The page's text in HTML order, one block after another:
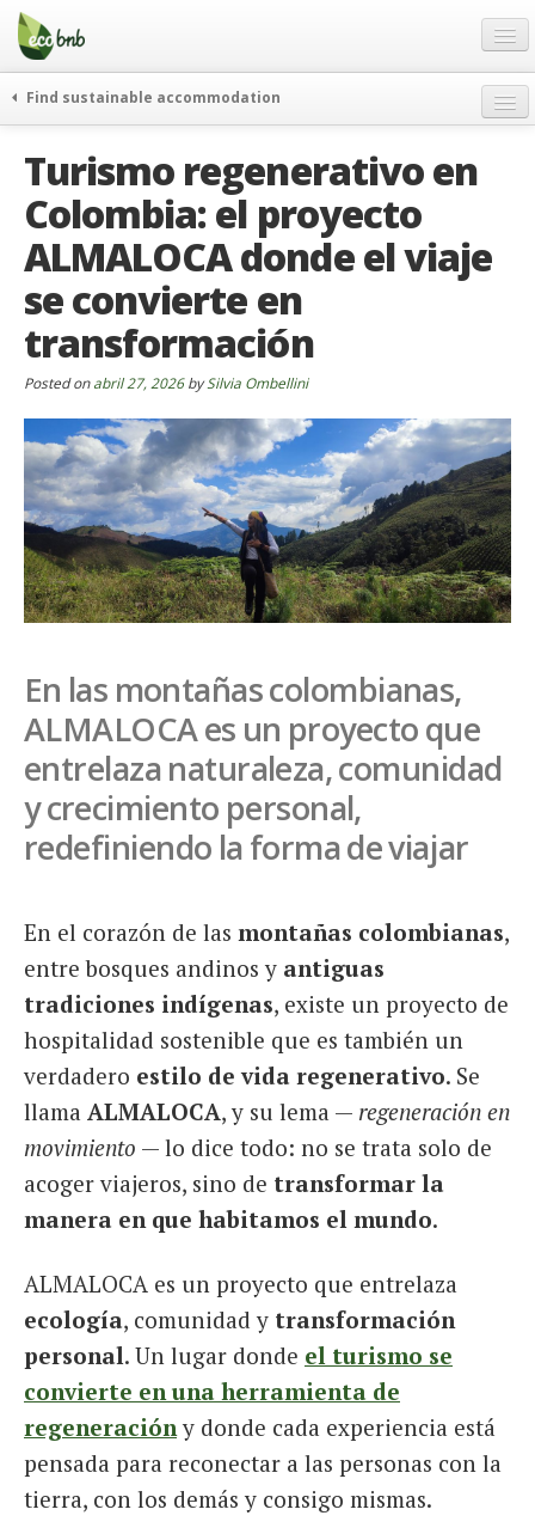
Menu
Skip
content
Ofertas
Acerca de
FAQ
Contacto
Spanish
German
English
Spanish
French
Italiano
Find sustainable accommodation
Eco hotels
Curiosidades
Turismo regenerativo en
Colombia: el proyecto
ALMALOCA donde el viaje
se convierte en
transformación
Posted onabril 27, 2026bySilvia Ombellini
En las montañas colombianas,
ALMALOCA es un proyecto que
entrelaza naturaleza, comunidad
y crecimiento personal,
redefiniendo la forma de viajar
En el corazón de las montañas colombianas,
entre bosques andinos y antiguas
tradiciones indígenas, existe un proyecto de
hospitalidad sostenible que es también un
verdadero estilo de vida regenerativo. Se
llama ALMALOCA, y su lema — regeneración en
movimiento — lo dice todo: no se trata solo de
acoger viajeros, sino de transformar la
manera en que habitamos el mundo.
ALMALOCA es un proyecto que entrelaza
ecología, comunidad y transformación
personal. Un lugar donde el turismo se
convierte en una herramienta de
regeneracióny donde cada experiencia está
pensada para reconectar a las personas con la
tierra, con los demás y consigo mismas.